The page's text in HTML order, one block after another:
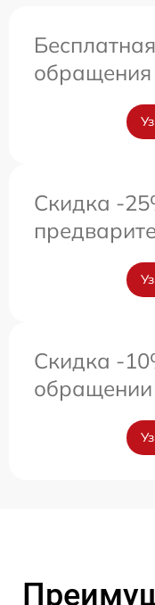
обращения
Скидка -
Скидка -
обращении